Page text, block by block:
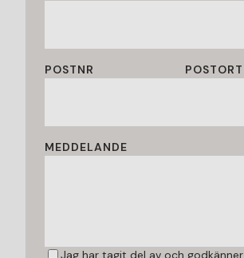
POSTNR POSTORT
MEDDELANDE
Jag har tagit del av och godkänner